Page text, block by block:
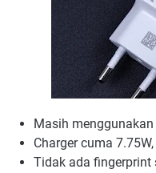
Masih
Charger cuma
Tidak ada fingerprint